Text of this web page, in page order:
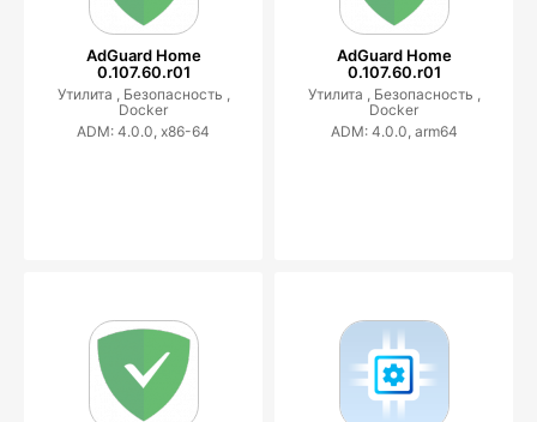
AdGuard Home
0.107.60.r01
Утилита , Безопасность ,
Docker
ADM: 4.0.0, x86-64
AdGuard Home
0.107.60.r01
Утилита , Безопасность ,
Docker
ADM: 4.0.0, arm64